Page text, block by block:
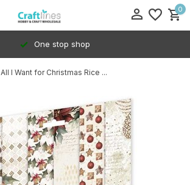
0
One stop shop
All I Want for Christmas Rice ...